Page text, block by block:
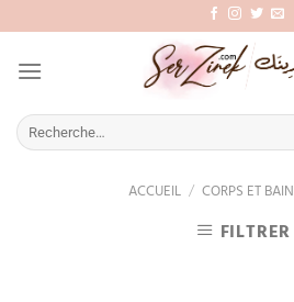
au
contenu
Recherche
pour :
ACCUEIL / CORPS ET BAIN
FILTRER